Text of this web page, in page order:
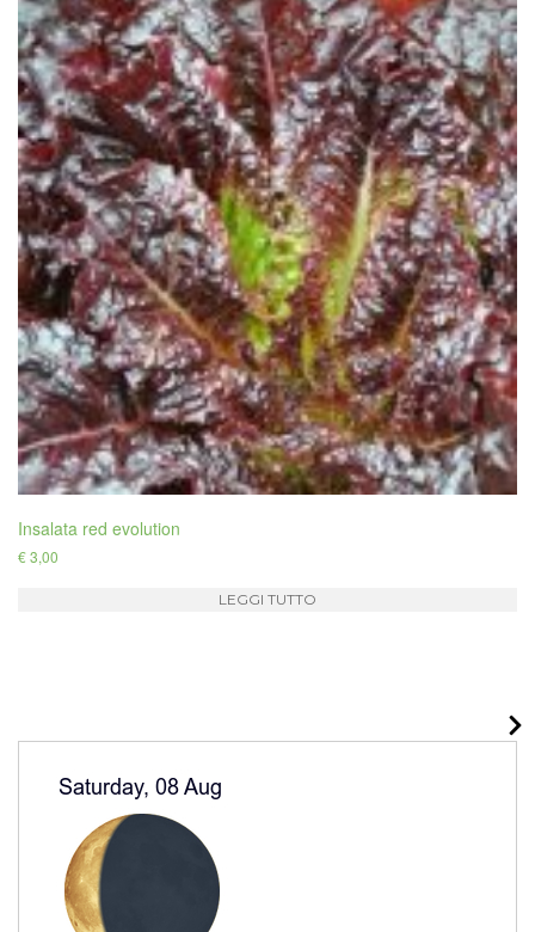
Insalata red evolution
€3,00
LEGGI TUTTO